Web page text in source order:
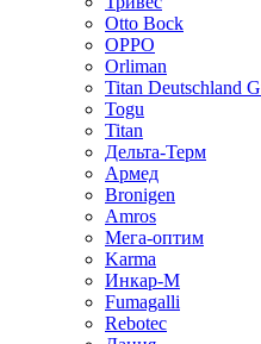
Otto Bock
OPPO
Orliman
Titan Deutschland
Togu
Titan
Дельта-Терм
Армед
Bronigen
Amros
Мега-оптим
Karma
Инкар-М
Fumagalli
Rebotec